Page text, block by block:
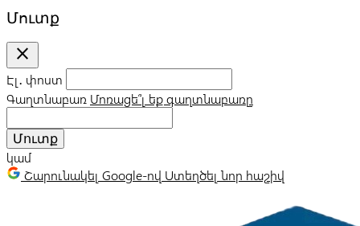
Մուտք
close
Էլ․ փոստ
Գաղտնաբառ Մոռացե՞լ եք գաղտնաբառը
Մուտք
կամ
Շարունակել Google-ով Ստեղծել նոր հաշիվ